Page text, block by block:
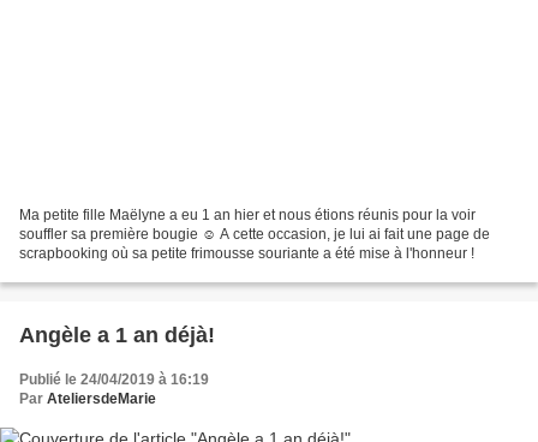
Ma petite fille Maëlyne a eu 1 an hier et nous étions réunis pour la voir
souffler sa première bougie ☺ A cette occasion, je lui ai fait une page de
scrapbooking où sa petite frimousse souriante a été mise à l'honneur !
Angèle a 1 an déjà!
Publié le 24/04/2019 à 16:19
Par AteliersdeMarie